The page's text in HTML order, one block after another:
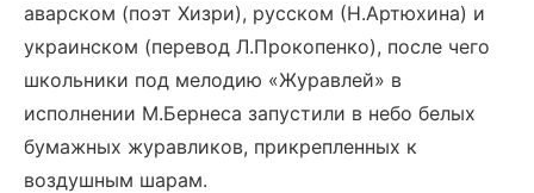
аварском (поэт Хизри), русском (Н.Артюхина) и
украинском (перевод Л.Прокопенко), после чего
школьники под мелодию «Журавлей» в
исполнении М.Бернеса запустили в небо белых
бумажных журавликов, прикрепленных к
воздушным шарам.